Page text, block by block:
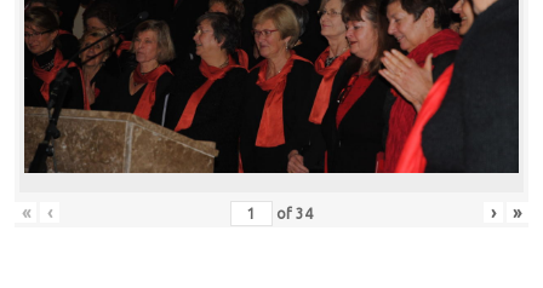
« ‹ of 34 › »